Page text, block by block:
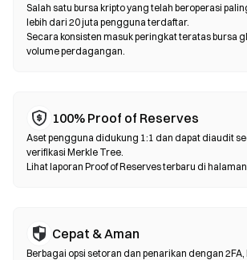
menggunakan smart contract untuk
langsung di blockchain—tanpa perlu
identitas. Hubungkan dompet yang
token, atur toleransi slippage, lalu konfirmasi
DEX terjadi di chain yang kompatibel dengan
Ethereum, BNB Chain, dan Polygon.
Salah satu bursa kripto yang telah beroperasi
lebih dari 20 juta pengguna terdaftar.
Secara konsisten masuk peringkat teratas bursa
volume perdagangan.
100% Proof of Reserves
Aset pengguna didukung 1:1 dan dapat diaudit
verifikasi Merkle Tree.
Lihat laporan Proof of Reserves terbaru di
Cepat & Aman
Berbagai opsi setoran dan penarikan dengan